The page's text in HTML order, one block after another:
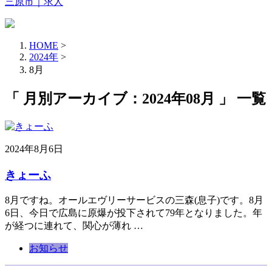
HOME >
2024年 >
8月
「 月別アーカイブ：2024年08月 」 一覧
2024年8月6日
きょーふ
8月ですね。オールエヴリーサービスの三森(息子)です。8月
6日、今日で広島に原爆が投下されて79年となりました。年
が経つに連れて、関心が薄れ …
お知らせ